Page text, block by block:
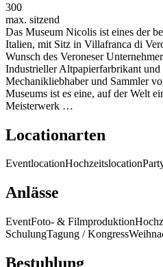
300
max. sitzend
Das Museum Nicolis ist eines der
Italien, mit Sitz in Villafranca di
Wunsch des Veroneser
Industrieller Altpapierfarbrikant und
Mechanikliebhaber und Sammler
Museums ist es eine, auf der Welt
Meisterwerk …
Locationarten
EventlocationHochzeitslocation
Anlässe
EventFoto- & Filmproduktion
SchulungTagung / Kongress
Bestuhlung